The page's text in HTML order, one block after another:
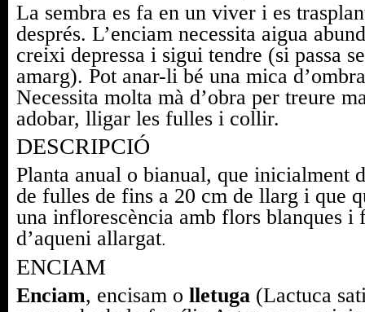
La sembra es fa en un viver i es
després. L’enciam necessita aigua
creixi depressa i sigui tendre (si passa
amarg). Pot anar-li bé una mica
Necessita molta mà d’obra per treure
adobar, lligar les fulles i collir.
DESCRIPCIÓ
Planta anual o bianual, que inicialment
de fulles de fins a 20 cm de llarg i que
una inflorescència amb flors blanques i
d’aqueni allargat.
ENCIAM
Enciam, encisam o lletuga (Lactuca